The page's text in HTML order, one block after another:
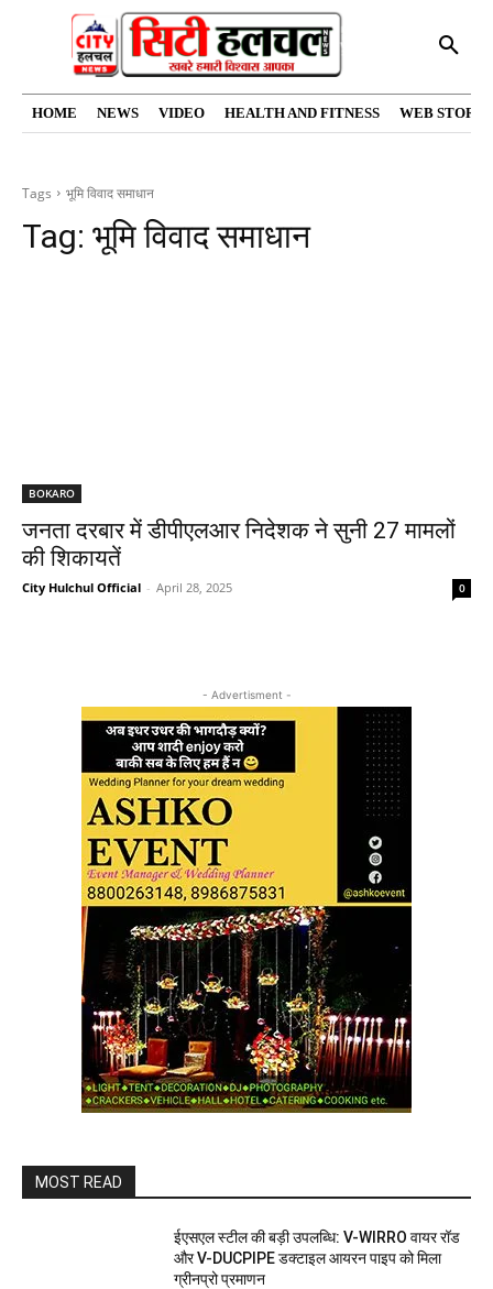
HOME NEWS VIDEO HEALTH AND FITNESS WEB
Tags भूमि विवाद समाधान
Tag: भूमि विवाद समाधान
BOKARO
जनता दरबार में डीपीएलआर निदेशक ने सुनी 27 मामलों
की शिकायतें
City Hulchul Official - April 28, 2025 0
- Advertisment -
MOST READ
ईएसएल स्टील की बड़ी उपलब्धि: V-WIRRO वायर रॉड
और V-DUCPIPE डक्टाइल आयरन पाइप को मिला
ग्रीनप्रो प्रमाणन